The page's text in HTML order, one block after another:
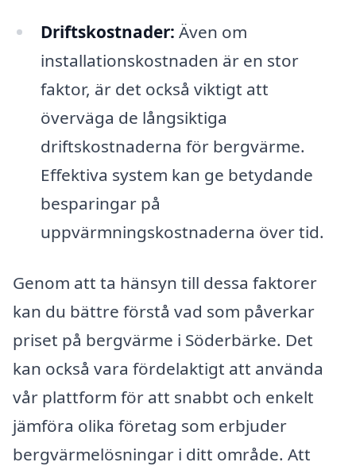
Driftskostnader: Även om
installationskostnaden är en stor
faktor, är det också viktigt att
överväga de långsiktiga
driftskostnaderna för bergvärme.
Effektiva system kan ge betydande
besparingar på
uppvärmningskostnaderna över tid.
Genom att ta hänsyn till dessa faktorer
kan du bättre förstå vad som påverkar
priset på bergvärme i Söderbärke. Det
kan också vara fördelaktigt att använda
vår plattform för att snabbt och enkelt
jämföra olika företag som erbjuder
bergvärmelösningar i ditt område. Att